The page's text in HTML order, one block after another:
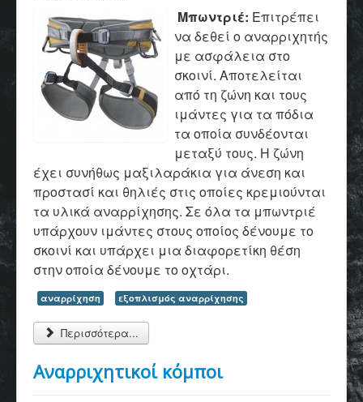
Μπωντριέ: Επιτρέπει
να δεθεί ο αναρριχητής
με ασφάλεια στο
σκοινί. Αποτελείται
από τη ζώνη και τους
ιμάντες για τα πόδια
τα οποία συνδέονται
μεταξύ τους. Η ζώνη
έχει συνήθως μαξιλαράκια για άνεση και
προστασί και θηλιές στις οποίες κρεμιούνται
τα υλικά αναρρίχησης. Σε όλα τα μπωντριέ
υπάρχουν ιμάντες στους οποίος δένουμε το
σκοινί και υπάρχει μια διαφορετίκη θέση
στην οποία δένουμε το οχτάρι.
αναρρίχηση εξοπλισμός αναρρίχησης
Περισσότερα...
Αναρριχητικοί κόμποι